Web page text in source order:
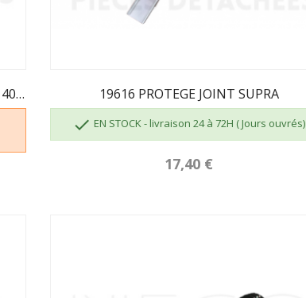
09951PB CENDRIER ALSACE Remplacé Par 40155... 19616 PROTEGE JOINT SUPRA
 EN STOCK - livraison 24 à 72H ( Jours ouvrés)
17,40 €